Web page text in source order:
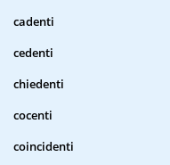
cadenti
cedenti
chiedenti
cocenti
coincidenti